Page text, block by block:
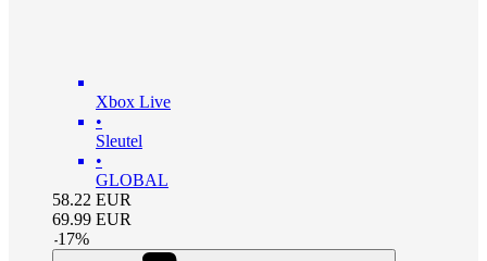
Xbox Live
•
Sleutel
•
GLOBAL
58.22 EUR
69.99 EUR
-17%